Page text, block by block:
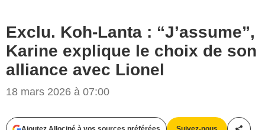
Exclu. Koh-Lanta : “J’assume”,
Karine explique le choix de son
alliance avec Lionel
18 mars 2026 à 07:00